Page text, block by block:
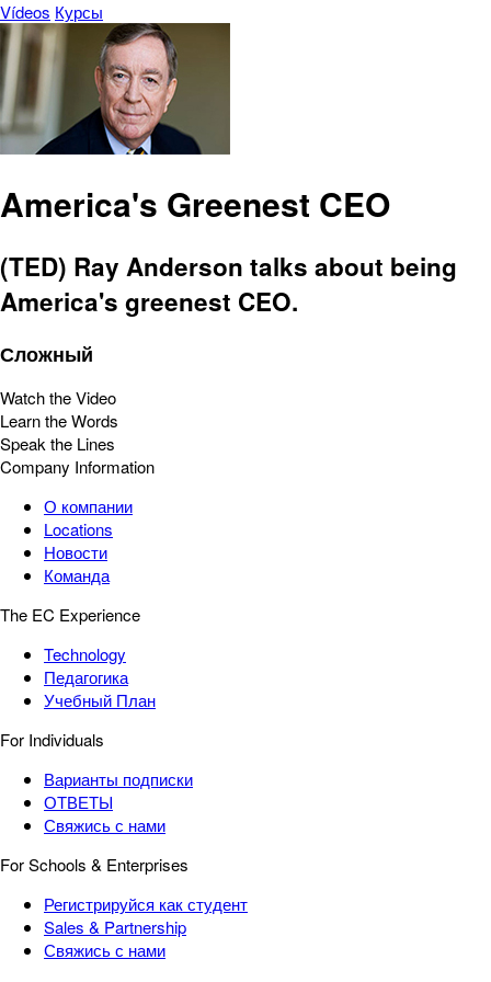
Vídeos Курсы
America's Greenest CEO
(TED) Ray Anderson talks about being
America's greenest CEO.
Сложный
Watch the Video
Learn the Words
Speak the Lines
Company Information
О компании
Locations
Новости
Команда
The EC Experience
Technology
Педагогика
Учебный План
For Individuals
Варианты подписки
ОТВЕТЫ
Свяжись с нами
For Schools & Enterprises
Регистрируйся как студент
Sales & Partnership
Свяжись с нами